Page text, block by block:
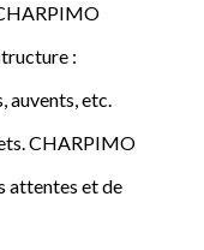
:
auvents, etc.
CHARPIMO
attentes et de